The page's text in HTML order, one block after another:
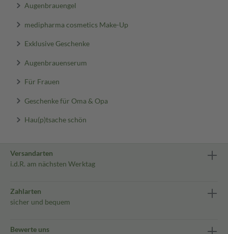
Augenbrauengel
medipharma cosmetics Make-Up
Exklusive Geschenke
Augenbrauenserum
Für Frauen
Geschenke für Oma & Opa
Hau(p)tsache schön
Versandarten
i.d.R. am nächsten Werktag
Zahlarten
sicher und bequem
Bewerte uns